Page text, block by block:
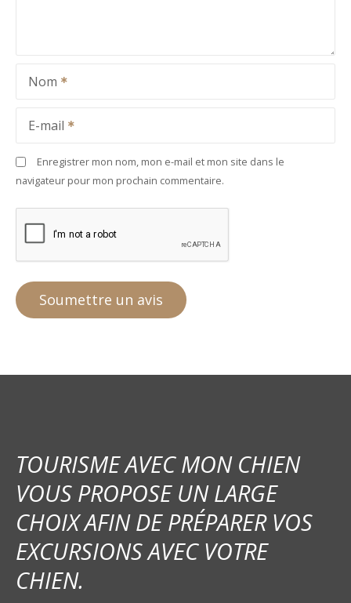
Nom
E-mail
Enregistrer mon nom, mon e-mail et mon site dans le
navigateur pour mon prochain commentaire.
TOURISME AVEC MON CHIEN
VOUS PROPOSE UN LARGE
CHOIX AFIN DE PRÉPARER VOS
EXCURSIONS AVEC VOTRE
CHIEN.